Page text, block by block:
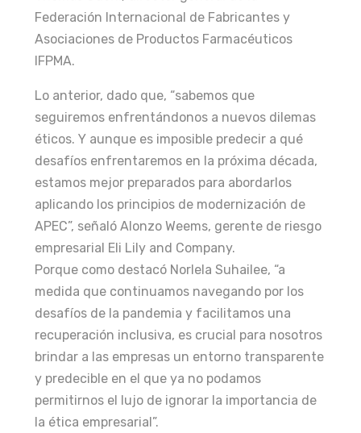
Federación Internacional de Fabricantes y
Asociaciones de Productos Farmacéuticos
IFPMA.
Lo anterior, dado que, “sabemos que
seguiremos enfrentándonos a nuevos dilemas
éticos. Y aunque es imposible predecir a qué
desafíos enfrentaremos en la próxima década,
estamos mejor preparados para abordarlos
aplicando los principios de modernización de
APEC”, señaló Alonzo Weems, gerente de riesgo
empresarial Eli Lily and Company.
Porque como destacó Norlela Suhailee, “a
medida que continuamos navegando por los
desafíos de la pandemia y facilitamos una
recuperación inclusiva, es crucial para nosotros
brindar a las empresas un entorno transparente
y predecible en el que ya no podamos
permitirnos el lujo de ignorar la importancia de
la ética empresarial”.